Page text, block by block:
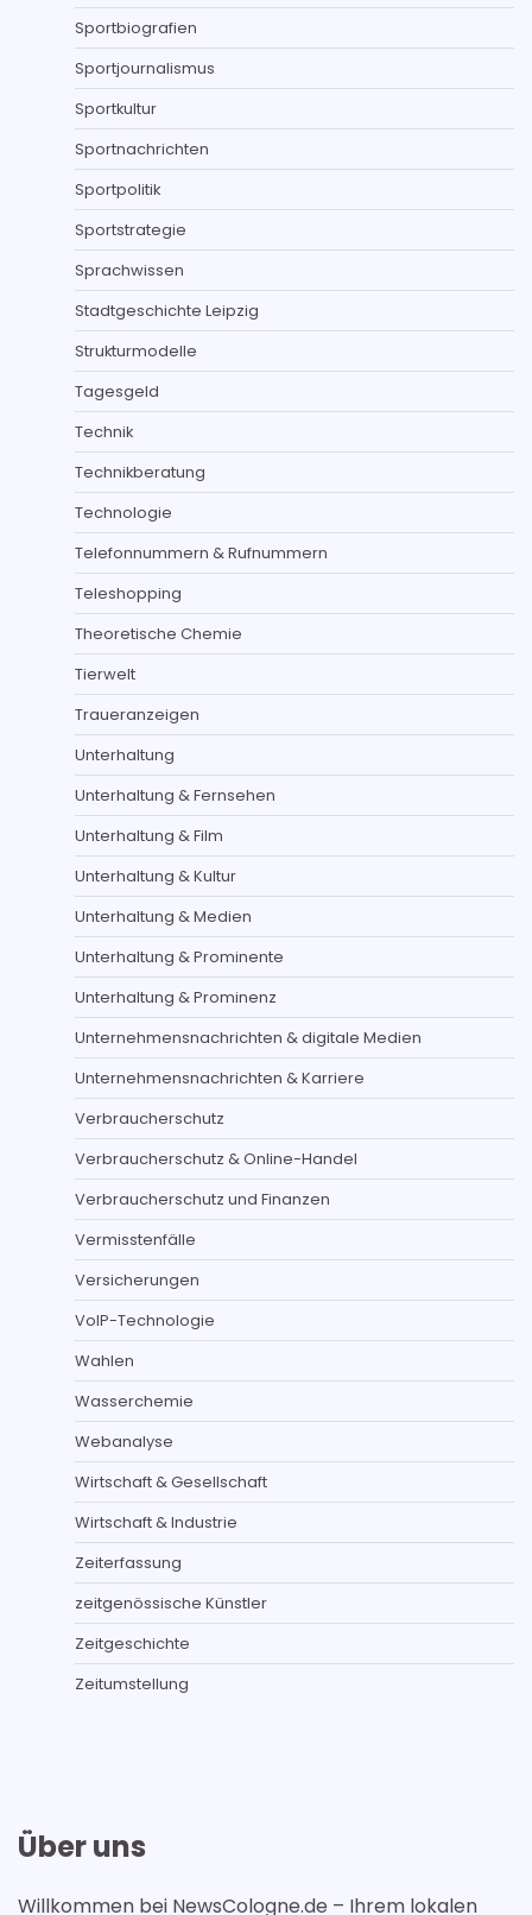
Sportbiografien
Sportjournalismus
Sportkultur
Sportnachrichten
Sportpolitik
Sportstrategie
Sprachwissen
Stadtgeschichte Leipzig
Strukturmodelle
Tagesgeld
Technik
Technikberatung
Technologie
Telefonnummern & Rufnummern
Teleshopping
Theoretische Chemie
Tierwelt
Traueranzeigen
Unterhaltung
Unterhaltung & Fernsehen
Unterhaltung & Film
Unterhaltung & Kultur
Unterhaltung & Medien
Unterhaltung & Prominente
Unterhaltung & Prominenz
Unternehmensnachrichten & digitale Medien
Unternehmensnachrichten & Karriere
Verbraucherschutz
Verbraucherschutz & Online-Handel
Verbraucherschutz und Finanzen
Vermisstenfälle
Versicherungen
VoIP-Technologie
Wahlen
Wasserchemie
Webanalyse
Wirtschaft & Gesellschaft
Wirtschaft & Industrie
Zeiterfassung
zeitgenössische Künstler
Zeitgeschichte
Zeitumstellung
Über uns
Willkommen bei NewsCologne.de – Ihrem lokalen